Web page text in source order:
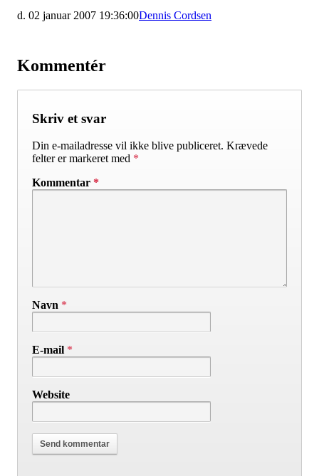
d. 02 januar 2007 19:36:00Dennis Cordsen
Kommentér
Skriv et svar
Din e-mailadresse vil ikke blive publiceret. Krævede
felter er markeret med *
Kommentar *
Navn *
E-mail *
Website